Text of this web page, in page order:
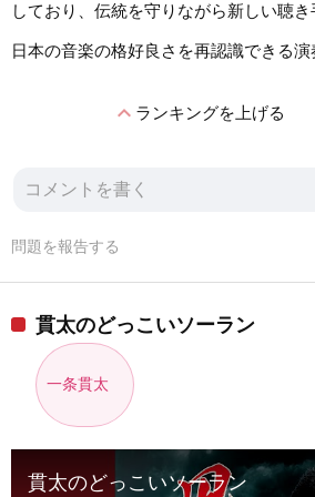
しており、伝統を守りながら新しい聴き
日本の音楽の格好良さを再認識できる演
expand_lessランキングを上げる
問題を報告する
貫太のどっこいソーラン
一条貫太
貫太のどっこいソーラン